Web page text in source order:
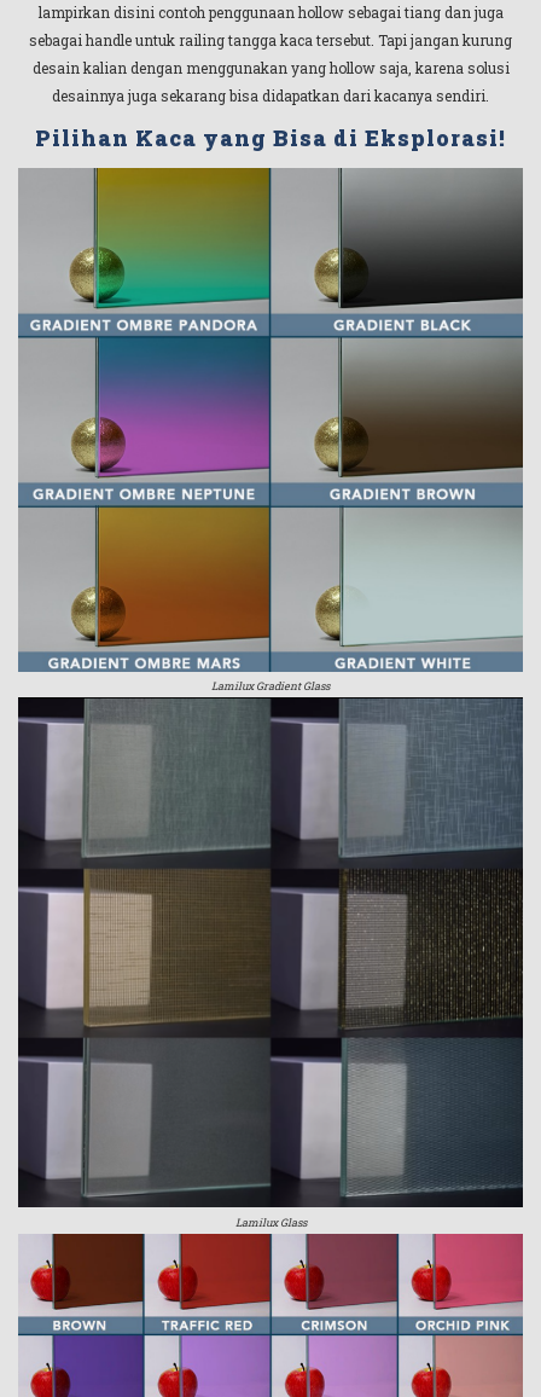
lampirkan disini contoh penggunaan hollow sebagai tiang dan juga
sebagai handle untuk railing tangga kaca tersebut. Tapi jangan kurung
desain kalian dengan menggunakan yang hollow saja, karena solusi
desainnya juga sekarang bisa didapatkan dari kacanya sendiri.
Pilihan Kaca yang Bisa di Eksplorasi!
Lamilux Gradient Glass
Lamilux Glass